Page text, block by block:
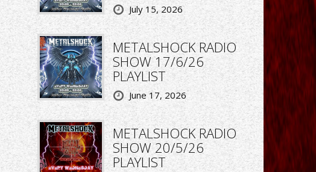
July 15, 2026
METALSHOCK RADIO
SHOW 17/6/26
PLAYLIST
June 17, 2026
METALSHOCK RADIO
SHOW 20/5/26
PLAYLIST